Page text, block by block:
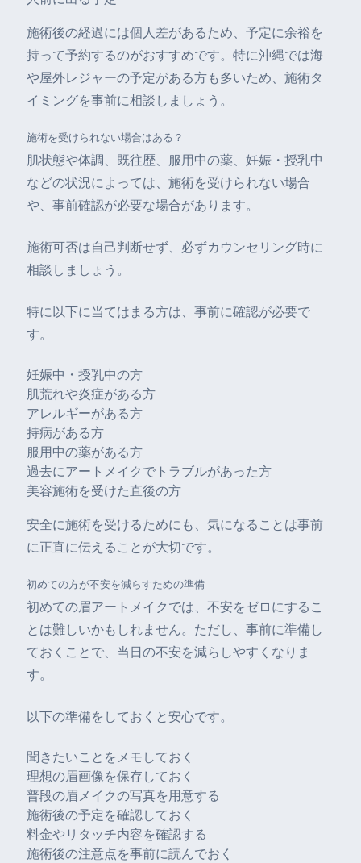
施術後の経過には個人差があるため、予定に余裕を
持って予約するのがおすすめです。特に沖縄では海
や屋外レジャーの予定がある方も多いため、施術タ
イミングを事前に相談しましょう。
施術を受けられない場合はある？
肌状態や体調、既往歴、服用中の薬、妊娠・授乳中
などの状況によっては、施術を受けられない場合
や、事前確認が必要な場合があります。
施術可否は自己判断せず、必ずカウンセリング時に
相談しましょう。
特に以下に当てはまる方は、事前に確認が必要で
す。
妊娠中・授乳中の方
肌荒れや炎症がある方
アレルギーがある方
持病がある方
服用中の薬がある方
過去にアートメイクでトラブルがあった方
美容施術を受けた直後の方
安全に施術を受けるためにも、気になることは事前
に正直に伝えることが大切です。
初めての方が不安を減らすための準備
初めての眉アートメイクでは、不安をゼロにするこ
とは難しいかもしれません。ただし、事前に準備し
ておくことで、当日の不安を減らしやすくなりま
す。
以下の準備をしておくと安心です。
聞きたいことをメモしておく
理想の眉画像を保存しておく
普段の眉メイクの写真を用意する
施術後の予定を確認しておく
料金やリタッチ内容を確認する
施術後の注意点を事前に読んでおく